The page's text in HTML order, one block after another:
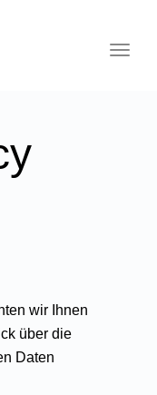
wir Ihnen
über die
Daten